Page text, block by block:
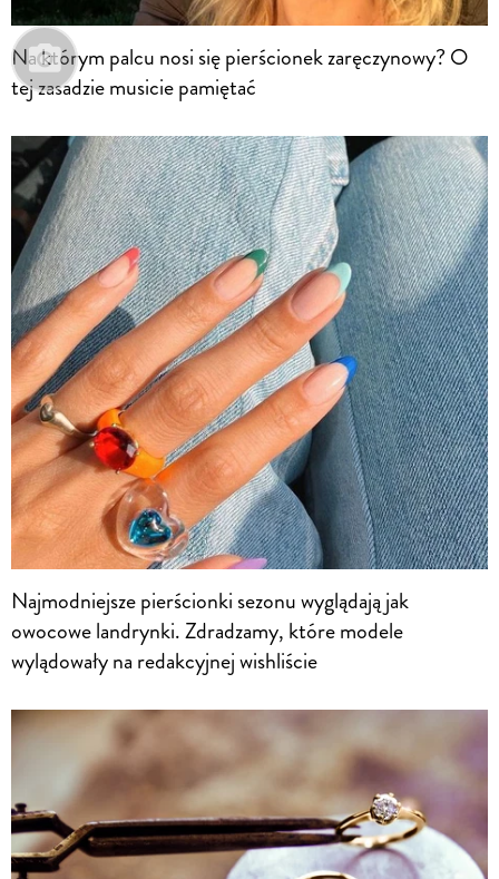
Na którym palcu nosi się pierścionek zaręczynowy? O
tej zasadzie musicie pamiętać
Najmodniejsze pierścionki sezonu wyglądają jak
owocowe landrynki. Zdradzamy, które modele
wylądowały na redakcyjnej wishliście